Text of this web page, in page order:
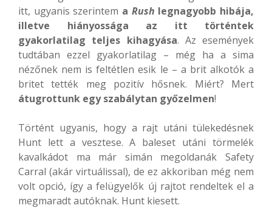
itt, ugyanis szerintem a Rush legnagyobb hibája,
illetve hiányossága az itt történtek
gyakorlatilag teljes kihagyása. Az események
tudtában ezzel gyakorlatilag – még ha a sima
nézőnek nem is feltétlen esik le – a brit alkotók a
britet tették meg pozitív hősnek. Miért? Mert
átugrottunk egy szabálytan győzelmen!
Történt ugyanis, hogy a rajt utáni tülekedésnek
Hunt lett a vesztese. A baleset utáni törmelék
kavalkádot ma már simán megoldanák Safety
Carral (akár virtuálissal), de ez akkoriban még nem
volt opció, így a felügyelők új rajtot rendeltek el a
megmaradt autóknak. Hunt kiesett.